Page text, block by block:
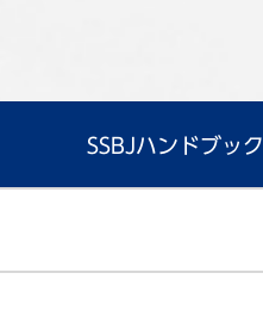
SSBJハンドブック